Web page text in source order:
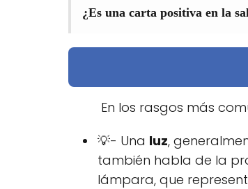
¿Es una carta positiva en la
En los rasgos más
💡- Una luz,
también habla de la
lámpara, que